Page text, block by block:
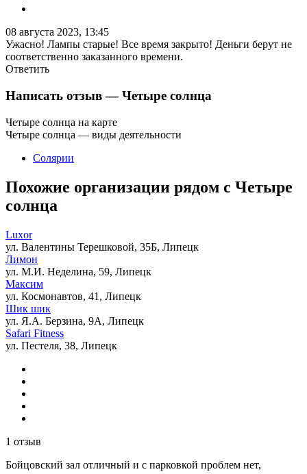
08 августа 2023, 13:45
Ужасно! Лампы старые! Все время закрыто! Деньги берут не
соответственно заказанного времени.
Ответить
Написать отзыв— Четыре солнца
Четыре солнца на карте
Четыре солнца — виды деятельности
Солярии
Похожие организации рядом с Четыре
солнца
Luxor
ул. Валентины Терешковой, 35Б, Липецк
Лимон
ул. М.И. Неделина, 59, Липецк
Максим
ул. Космонавтов, 41, Липецк
Шик шик
ул. Я.А. Берзина, 9А, Липецк
Safari Fitness
ул. Пестеля, 38, Липецк
1 отзыв
Бойцовский зал отличный и с парковкой проблем нет,